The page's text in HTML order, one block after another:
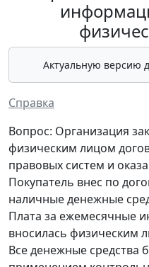
Актуальную версию
Справка
Вопрос: Организация
физическим лицом
правовых систем и
Покупатель внес по
наличные денежные
Плата за ежемесячные
вносилась физическим
Все денежные средства